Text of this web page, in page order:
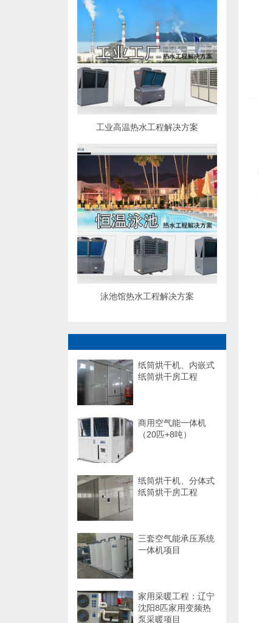
工业高温热水工程解决方案
泳池馆热水工程解决方案
纸筒烘干机、内嵌式
纸筒烘干房工程
商用空气能一体机
（20匹+8吨）
纸筒烘干机、分体式
纸筒烘干房工程
三套空气能承压系统
一体机项目
家用采暖工程：辽宁
沈阳8匹家用变频热
泵采暖项目